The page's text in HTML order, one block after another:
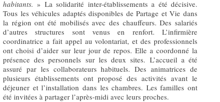
habitants.» La solidarité inter-établissements a été décisive.
Tous les véhicules adaptés disponibles de Partage et Vie dans
la région ont été mobilisés avec des chauffeurs. Des salariés
d’autres structures sont venus en renfort. L’infirmière
coordinatrice a fait appel au volontariat, et des professionnels
ont choisi d’aider sur leur jour de repos. Elle a coordonné la
présence des personnels sur les deux sites. L’accueil a été
assuré par les collaborateurs habituels. Des animatrices de
plusieurs établissements ont proposé des activités avant le
déjeuner et l’installation dans les chambres. Les familles ont
été invitées à partager l’après‐midi avec leurs proches.